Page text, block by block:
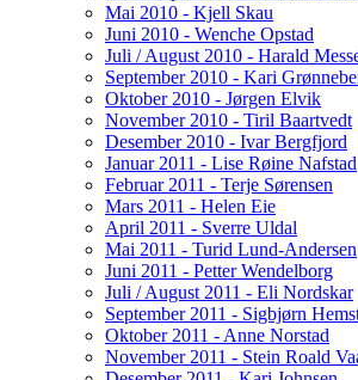
Mai 2010 - Kjell Skau
Juni 2010 - Wenche Opstad
Juli / August 2010 - Harald
September 2010 - Kari
Oktober 2010 - Jørgen Elvik
November 2010 - Tiril Baartvedt
Desember 2010 - Ivar Bergfjord
Januar 2011 - Lise Røine Nafstad
Februar 2011 - Terje Sørensen
Mars 2011 - Helen Eie
April 2011 - Sverre Uldal
Mai 2011 - Turid Lund-Andersen
Juni 2011 - Petter Wendelborg
Juli / August 2011 - Eli Nordskar
September 2011 - Sigbjørn
Oktober 2011 - Anne Norstad
November 2011 - Stein Roald